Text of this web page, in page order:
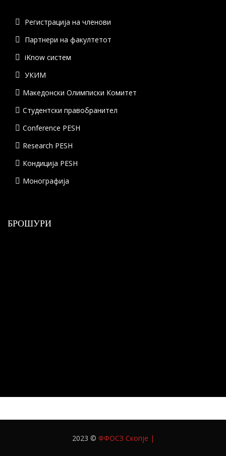
Регистрација на членови
Партнери на факултетот
iKnow систем
УКИМ
Македонски Олимписки Комитет
Студентски правобранител
Conference PESH
Research PESH
Кондиција PESH
Монографија
БРОШУРИ
2023 © ФФОСЗ Скопје |